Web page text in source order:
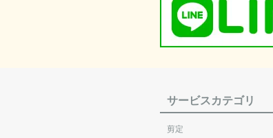
サービスカテゴリ
剪定